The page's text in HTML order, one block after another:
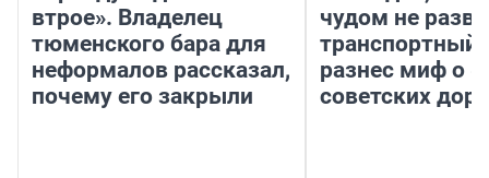
втрое». Владелец
тюменского бара для
неформалов рассказал,
почему его закрыли
чудом не
транспортный
разнес миф о
советских